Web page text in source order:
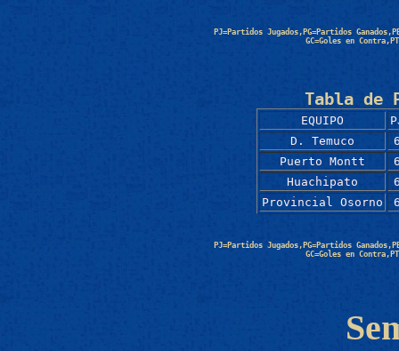
PJ=Partidos Jugados,PG=Partidos
GC=Goles en
Tabla de
EQUIPO
D. Temuco
Puerto Montt
Huachipato
Provincial Osorno
PJ=Partidos Jugados,PG=Partidos
GC=Goles en